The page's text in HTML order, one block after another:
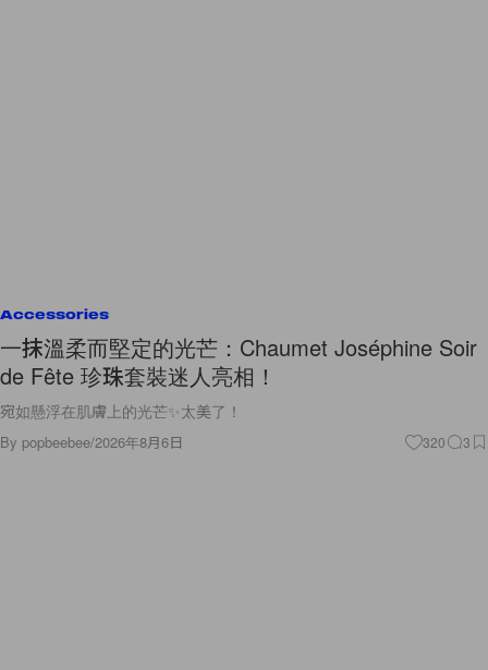
Accessories
一抹溫柔而堅定的光芒：Chaumet Joséphine Soir
de Fête 珍珠套裝迷人亮相！
宛如懸浮在肌膚上的光芒✨太美了！
By popbeebee/2026年8月6日 320 3